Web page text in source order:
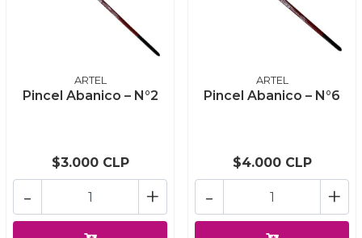
ARTEL
Pincel Abanico – N°2
$3.000 CLP
+
-
ARTEL
Pincel Abanico – N°6
$4.000 CLP
+
-